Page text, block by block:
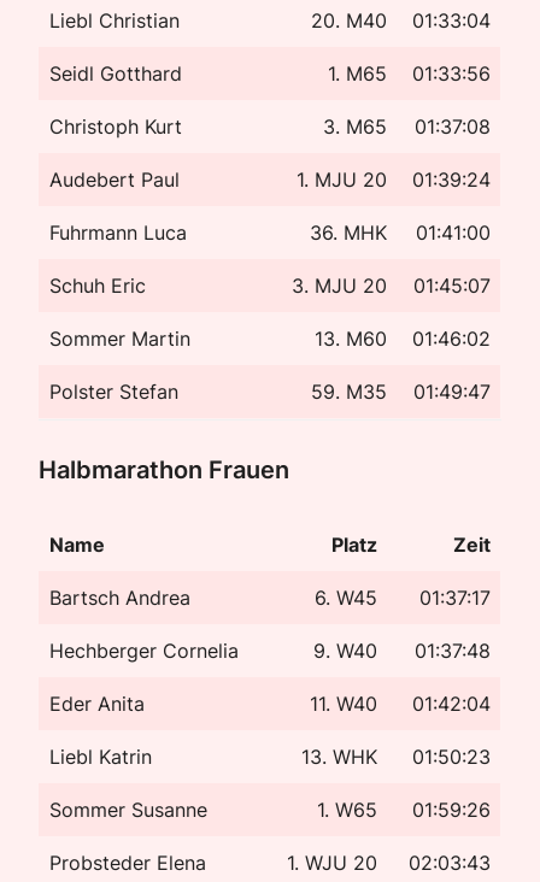
Liebl Christian 20. M40 01:33:04
Seidl Gotthard 1. M65 01:33:56
Christoph Kurt 3. M65 01:37:08
Audebert Paul 1. MJU 20 01:39:24
Fuhrmann Luca 36. MHK 01:41:00
Schuh Eric 3. MJU 20 01:45:07
Sommer Martin 13. M60 01:46:02
Polster Stefan 59. M35 01:49:47
Halbmarathon Frauen
Name Platz Zeit
Bartsch Andrea 6. W45 01:37:17
Hechberger Cornelia 9. W40 01:37:48
Eder Anita 11. W40 01:42:04
Liebl Katrin 13. WHK 01:50:23
Sommer Susanne 1. W65 01:59:26
Probsteder Elena 1. WJU 20 02:03:43